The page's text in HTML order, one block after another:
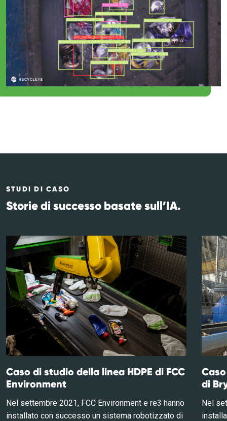
STUDI DI CASO
Storie di successo basate sull’IA.
Caso di studio della linea HDPE di FCC
Environment
Nel settembre 2021, FCC Environment e re3 hanno
installato con successo un sistema robotizzato di
di
Nel